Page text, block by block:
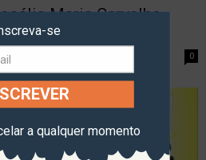
Maria Carvalho
de 2020 0
se
a qualquer momento